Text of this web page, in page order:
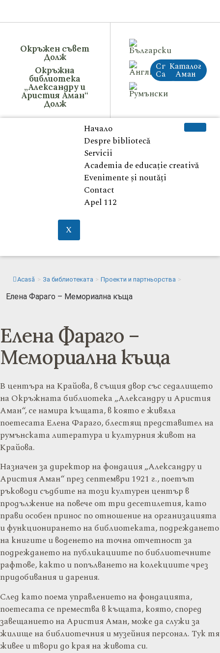
Окръжен съвет
Долж
Окръжна
библиотека
„Александру и
Аристия Аман“
Долж
Стар
Сайт
Каталог
Аман
Начало
Despre bibliotecă
Servicii
Academia de educație creativă
Evenimente și noutăți
Contact
Apel 112
X
Acasă > За библиотеката > Проекти и партньорства >
Елена Фараго – Мемориална къща
Елена Фараго –
Мемориална къща
В центъра на Крайова, в същия двор със седалището
на Окръжната библиотека „Александру и Аристия
Аман“, се намира къщата, в която е живяла
поетесата Елена Фараго, блестящ представител на
румънската литература и културния живот на
Крайова.
Назначен за директор на фондация „Александру и
Аристия Аман“ през септември 1921 г., поетът
ръководи съдбите на този културен център в
продължение на повече от три десетилетия, като
прави особен принос по отношение на организацията
и функционирането на библиотеката, подреждането
на книгите и воденето на точна отчетност за
подреждането на публикациите по библиотечните
рафтове, както и попълването на колекциите чрез
придобивания и дарения.
След като поема управлението на фондацията,
поетесата се премества в къщата, която, според
завещанието на Аристия Аман, може да служи за
жилище на библиотечния и музейния персонал. Тук тя
живее и твори до края на живота си.